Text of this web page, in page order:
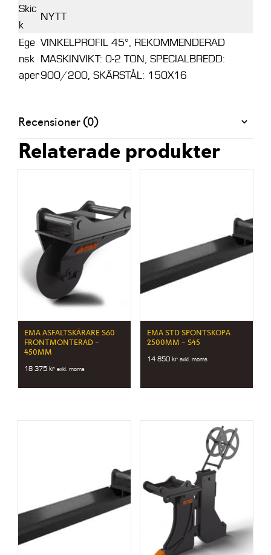
Skic
k
NYTT
Ege
nsk
aper
VINKELPROFIL 45°, REKOMMENDERAD
MASKINVIKT: 0-2 TON, SPECIALBREDD:
900/200, SKÄRSTÅL: 150X16
Recensioner (0)
Relaterade produkter
EMA ASFALTSKÄRARE S60
FRONTMONTERAD –
450MM
18 375kr exkl. moms
EMA STD SPONTSKOPA
2500MM – S45
14 850 kr exkl. moms